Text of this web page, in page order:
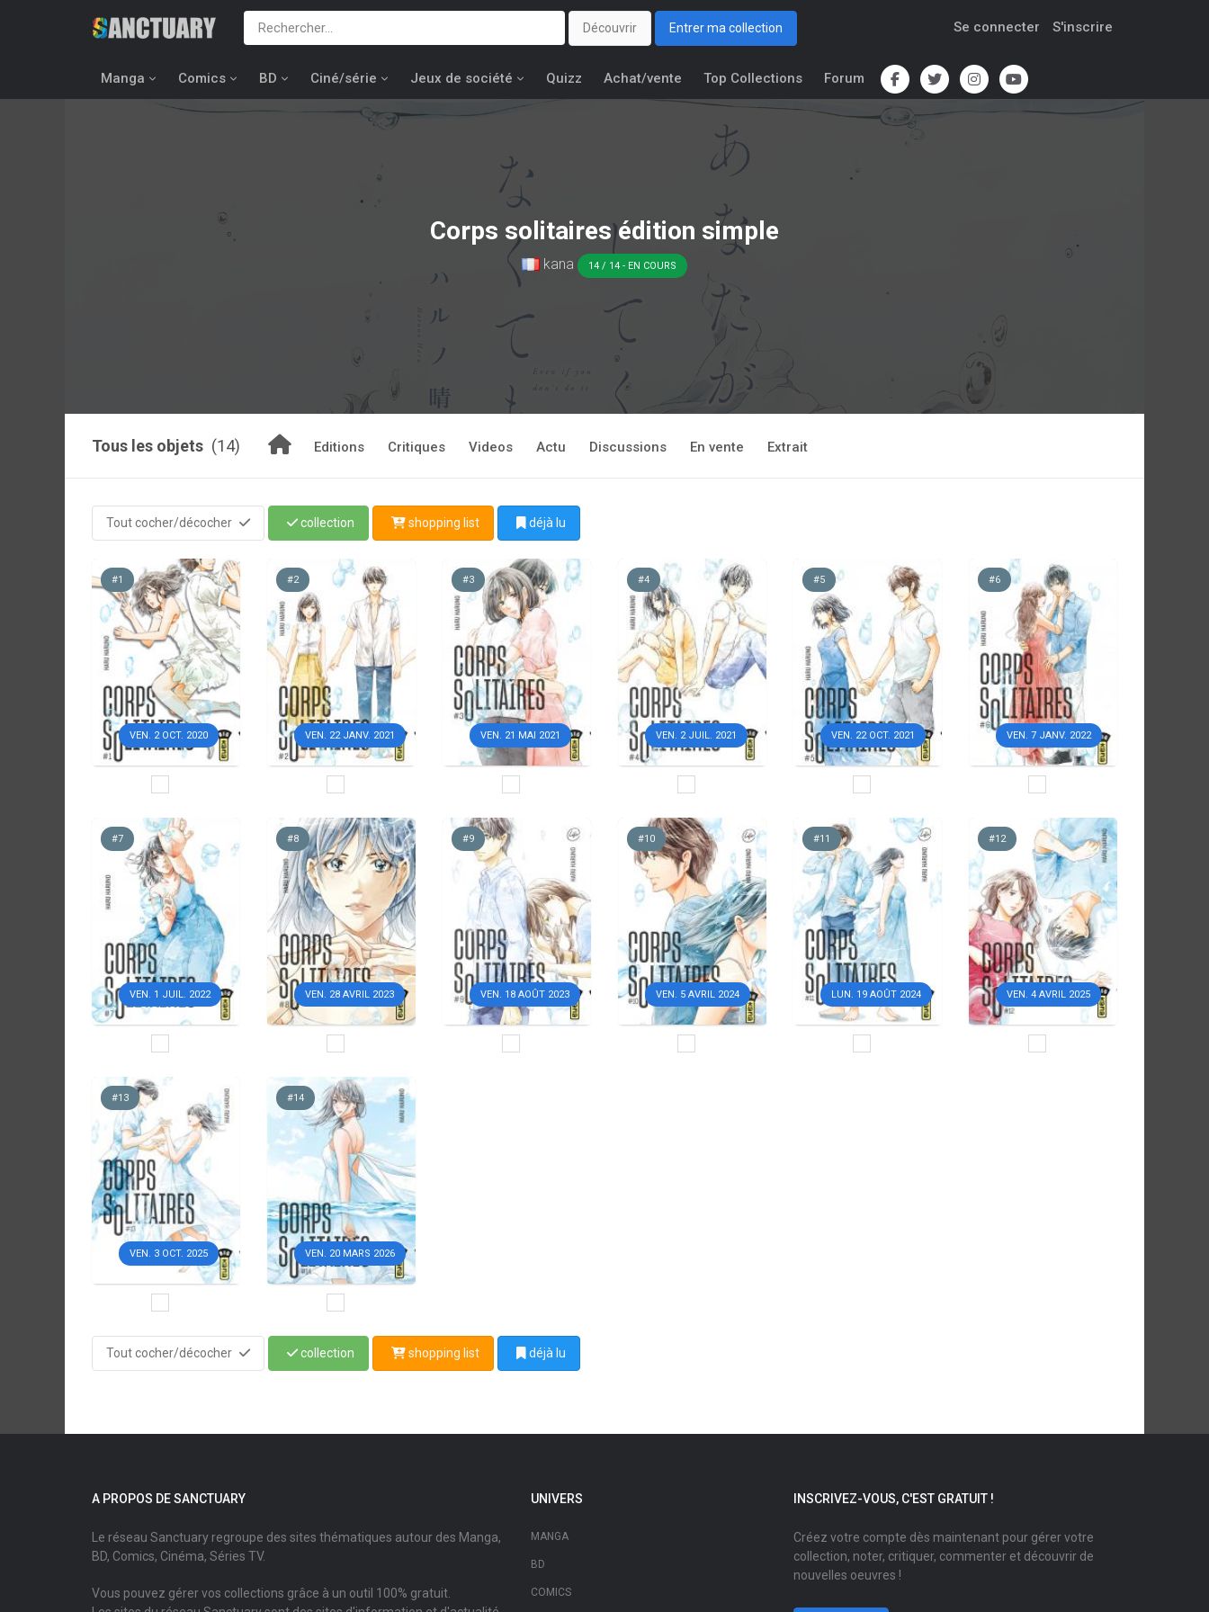
Découvrir Entrer ma collection Se connecter S'inscrire
Manga Comics BD Ciné/série Jeux de société Quizz Achat/vente Top Collections Forum
Corps solitaires édition simple
kana 14 / 14 - EN COURS
Tous les objets (14) Editions Critiques Videos Actu Discussions En vente Extrait
Tout cocher/décocher collection shopping list déjà lu
VEN. 2 OCT. 2020
#1
VEN. 22 JANV. 2021
#2
VEN. 21 MAI 2021
#3
VEN. 2 JUIL. 2021
#4
VEN. 22 OCT. 2021
#5
VEN. 7 JANV. 2022
#6
VEN. 1 JUIL. 2022
#7
VEN. 28 AVRIL 2023
#8
VEN. 18 AOÛT 2023
#9
VEN. 5 AVRIL 2024
#10
LUN. 19 AOÛT 2024
#11
VEN. 4 AVRIL 2025
#12
VEN. 3 OCT. 2025
#13
VEN. 20 MARS 2026
#14
Tout cocher/décocher collection shopping list déjà lu
A PROPOS DE SANCTUARY
Le réseau Sanctuary regroupe des sites thématiques autour des Manga,
BD, Comics, Cinéma, Séries TV.
Vous pouvez gérer vos collections grâce à un outil 100% gratuit.
UNIVERS
MANGA
BD
COMICS
INSCRIVEZ-VOUS, C'EST GRATUIT !
Créez votre compte dès maintenant pour gérer votre
collection, noter, critiquer, commenter et découvrir de
nouvelles oeuvres !